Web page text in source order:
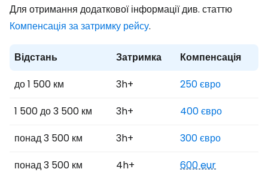
Для отримання додаткової інформації див. статтю
Компенсація за затримку рейсу.
Відстань Затримка
Компенсація
до 1 500 км
3h+
250 євро
1 500 до 3 500 км
3h+
400 євро
понад 3 500 км
3h+
300 євро
понад 3 500 км
4h+ 600 eur